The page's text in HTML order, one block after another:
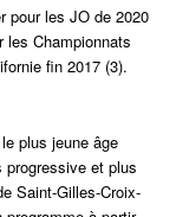
pour les JO de 2020
les Championnats
fin 2017 (3).
plus jeune âge
progressive et plus
Saint-Gilles-Croix-